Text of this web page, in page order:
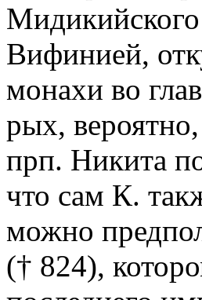
Мидикийского
Вифинией,
монахи во
рых,
прп. Никита
что сам К.
можно
(† 824),